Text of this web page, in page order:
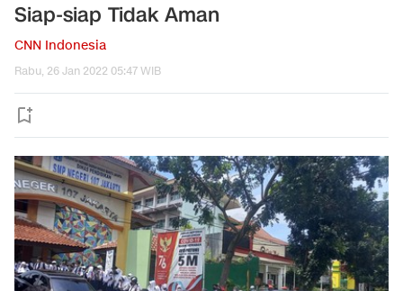
Siap-siap Tidak Aman
CNN Indonesia
Rabu, 26 Jan 2022 05:47 WIB